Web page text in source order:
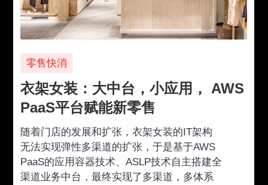
应用， AWS
装的IT架构
是基于AWS
术自主搭建全
道，多体系
安徽省委：构建互联网
台，服务350万党员
安徽省委基于AWS PaaS 平台构
建平台，为全省350万党员提供
三会一课、党费缴纳、专题活动
动端党务应用，同时接入各地个